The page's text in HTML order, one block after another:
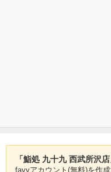
「鮨処 九十九 西武所沢
favyアカウント(無料)を作